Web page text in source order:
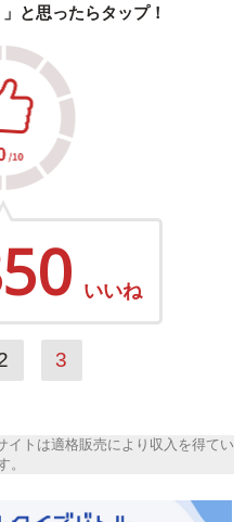
と思ったらタップ！
いいね
3
イトは適格販売により収入を得てい
。